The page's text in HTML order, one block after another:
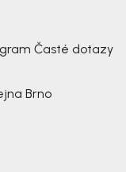
Časté dotazy
Brno